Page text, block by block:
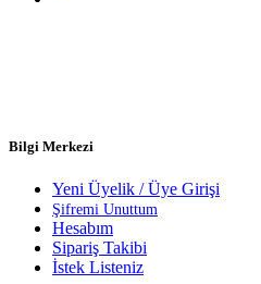
Bilgi Merkezi
Yeni Üyelik / Üye Girişi
Şifremi Unuttum
Hesabım
Sipariş Takibi
İstek Listeniz